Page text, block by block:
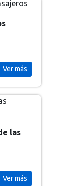
Ver más
las
Ver más